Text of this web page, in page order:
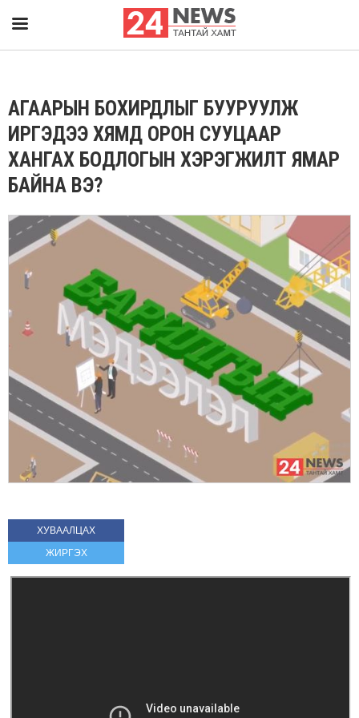
АГААРЫН БОХИРДЛЫГ БУУРУУЛЖ
ИРГЭДЭЭ ХЯМД ОРОН СУУЦААР
ХАНГАХ БОДЛОГЫН ХЭРЭГЖИЛТ ЯМАР
БАЙНА ВЭ?
ХУВААЛЦАХ
ЖИРГЭХ